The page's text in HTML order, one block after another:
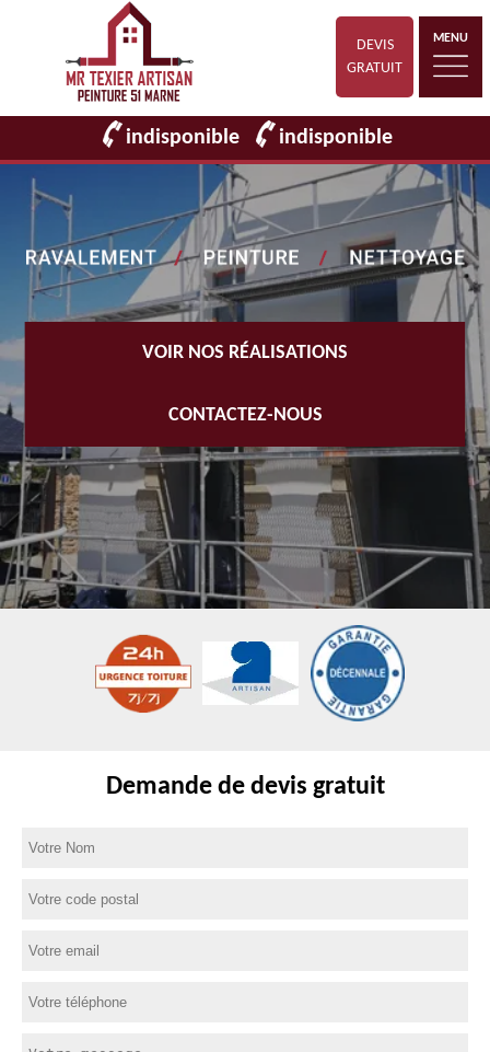
DEVIS
GRATUIT
MENU
indisponible indisponible
VOIR NOS RÉALISATIONS
CONTACTEZ-NOUS
Demande de devis gratuit